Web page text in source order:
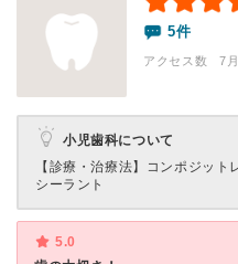
5件
アクセス数 7
小児歯科について
【診療・治療法】 コンポジット
シーラント
5.0